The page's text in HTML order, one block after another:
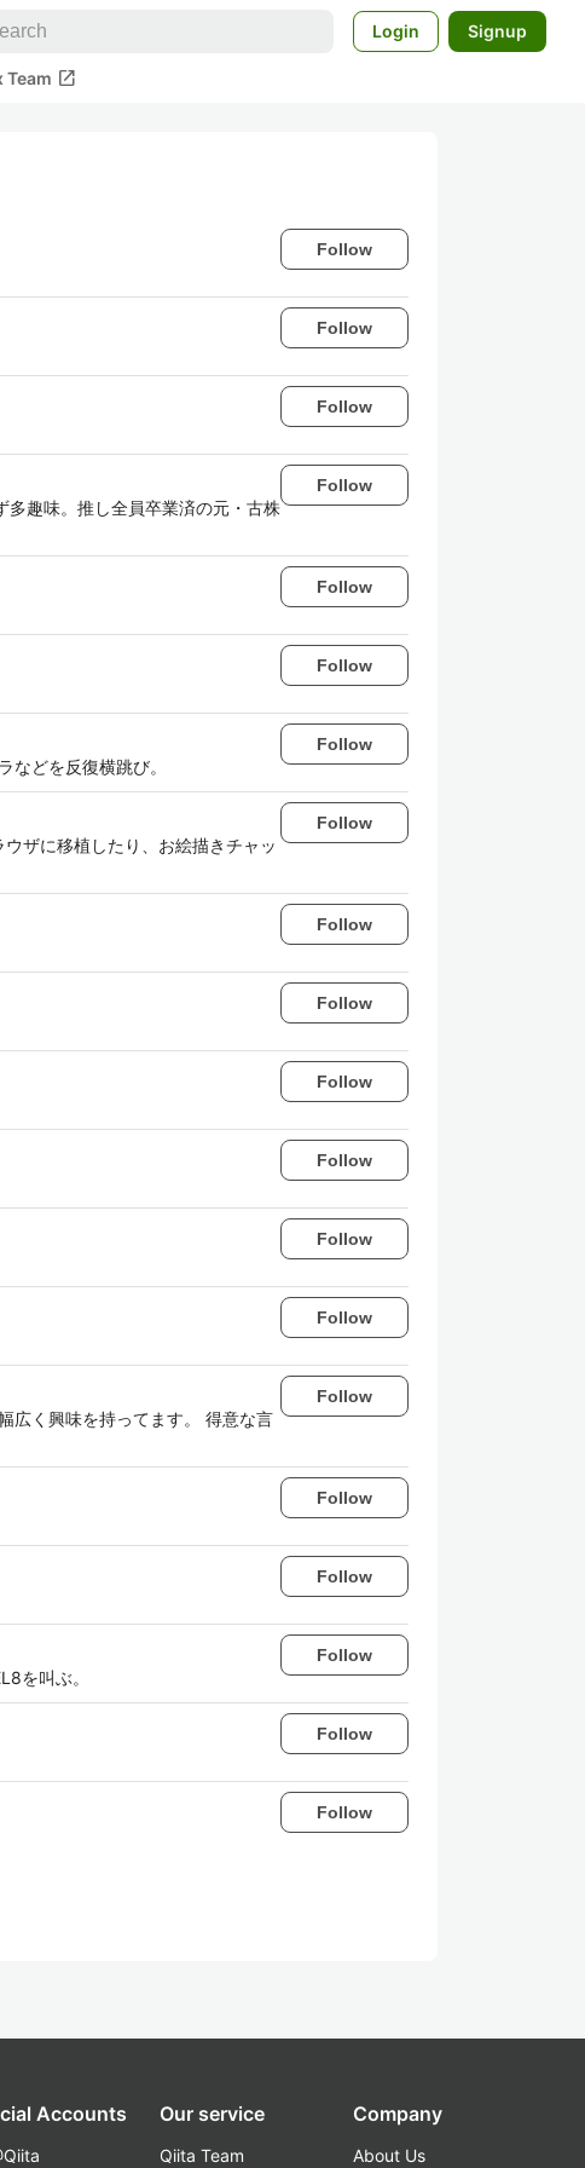
Login Signup
Team open_in_new
Follow
Follow
Follow
多趣味。推し全員卒業済の元・古株
Follow
Follow
Follow
どを反復横跳び。
Follow
ザに移植したり、お絵描きチャッ
Follow
Follow
Follow
Follow
Follow
Follow
Follow
広く興味を持ってます。 得意な言
Follow
Follow
Follow
を叫ぶ。
Follow
Follow
Follow
Accounts Our service
Qiita Team
Company
About Us